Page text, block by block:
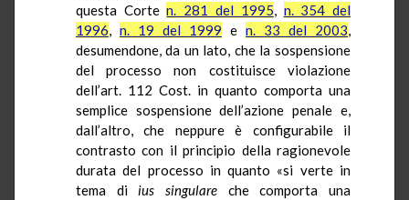
questa Corten. 281 del 1995, n. 354 del
1996, n. 19 del 1999 e n. 33 del 2003,
desumendone, da un lato, che la sospensione
del processo non costituisce violazione
dell’art. 112 Cost. in quanto comporta una
semplice sospensione dell’azione penale e,
dall’altro, che neppure è configurabile il
contrasto con il principio della ragionevole
durata del processo in quanto «si verte in
tema diius singulare
che comporta una